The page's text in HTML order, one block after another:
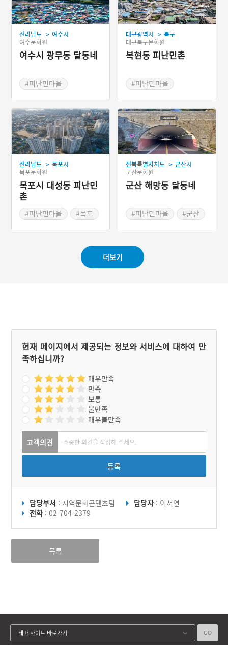
전라남도 > 여수시
여수문화원
여수시 광무동 달동네
#피난민마을
대구광역시 > 북구
대구북구문화원
복현동 피난민촌
#피난민마을
전라남도 > 목포시
목포문화원
목포시 대성동 피난민
촌
#피난민마을 #목포
전북특별자치도 > 군산시
군산문화원
군산 해망동 달동네
#피난민마을
#군산
더보기
현재 페이지에서 제공되는 정보와 서비스에 대하여 만
족하십니까?
매우만족
만족
보통
불만족
매우불만족
고객의견
등록
담당부서 : 지역문화콘텐츠팀 담당자 : 이서연
전화 : 02-704-2379
목록
테마 사이트 바로가기 GO